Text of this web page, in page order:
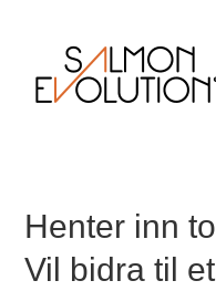
Henter inn
Vil bidra til